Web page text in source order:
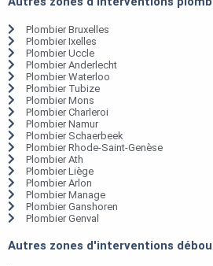
Plombier Bruxelles
Plombier Ixelles
Plombier Uccle
Plombier Anderlecht
Plombier Waterloo
Plombier Tubize
Plombier Mons
Plombier Charleroi
Plombier Namur
Plombier Schaerbeek
Plombier Rhode-Saint-Genèse
Plombier Ath
Plombier Liège
Plombier Arlon
Plombier Manage
Plombier Ganshoren
Plombier Genval
Autres zones d'interventions